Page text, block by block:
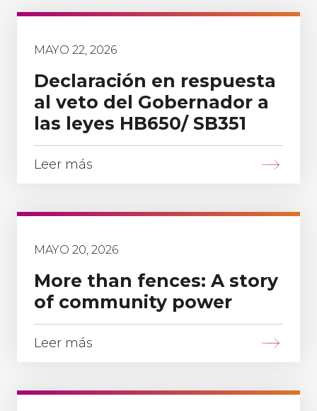
MAYO 22, 2026
Declaración en respuesta
al veto del Gobernador a
las leyes HB650/ SB351
Leer más
MAYO 20, 2026
More than fences: A story
of community power
Leer más